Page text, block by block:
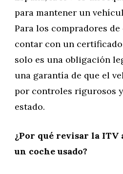
para mantener un
Para los compradores de
contar con un
solo es una obligación
una garantía de que el
por controles rigurosos
estado.
¿Por qué revisar la ITV
un coche usado?